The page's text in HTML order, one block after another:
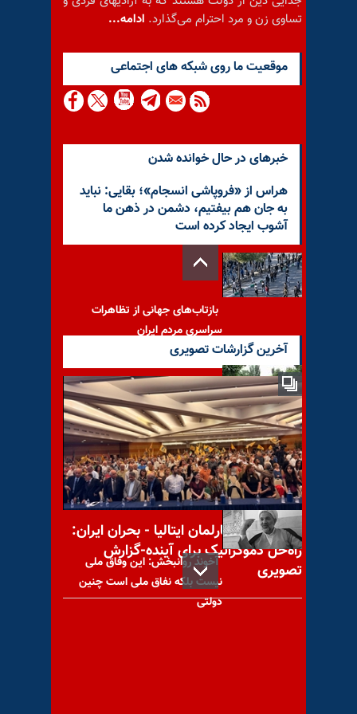
تساوی زن و مرد احترام می‌گذارد. ادامه...
موقعيت ما روى شبكه هاى اجتماعى
خبرهای در حال خوانده شدن
هراس از «فروپاشی انسجام»؛ بقایی: نباید
به جان هم بیفتیم، دشمن در ذهن ما
آشوب ایجاد کرده است
بازتاب‌های جهانی از تظاهرات
سراسری مردم ایران
تظاهرات دانشجویان دانشگاه
تبریز در همبستگی با دانشجویان
تهران و اصفهان
آخوند روانبخش: این وفاق ملی
نیست بلکه نفاق ملی است چنین
دولتی
آخرین گزارشات تصویری
کنفرانس در پارلمان ایتالیا - بحران ایران:
راه‌حل دموکراتیک برای آینده-گزارش
تصویری